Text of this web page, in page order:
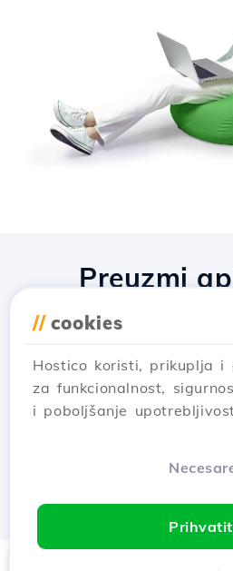
// cookies
Hostico koristi, prikuplja i
za funkcionalnost,
i poboljšanje
Preuzmi